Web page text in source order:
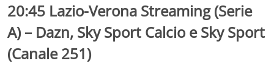
20:45 Lazio-Verona Streaming(Serie
A) – Dazn, Sky Sport Calcio e Sky Sport
(Canale 251)